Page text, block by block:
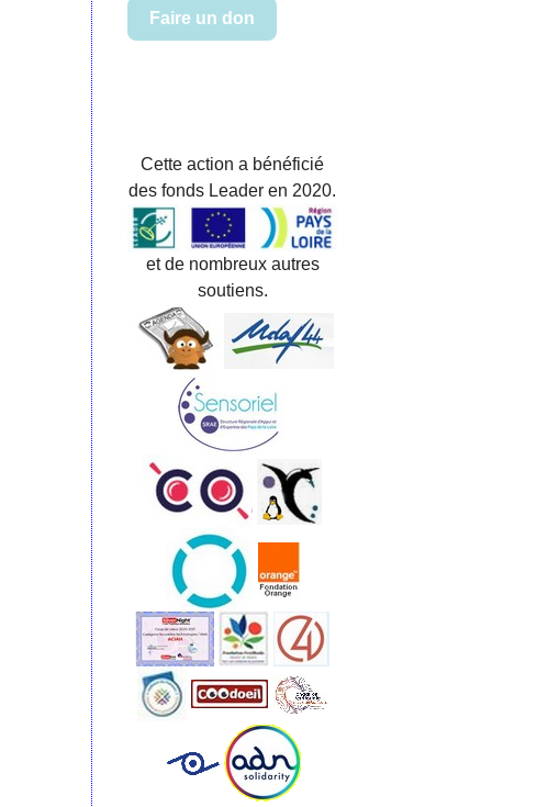
Faire un don
Cette action a bénéficié
des fonds Leader en 2020.
et de nombreux autres
soutiens.